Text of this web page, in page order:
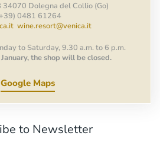
34070 Dolegna del Collio (Go)
0481 61264
wine.resort@venica.it
to Saturday, 9.30 a.m. to 6 p.m.
the shop will be closed.
Google Maps
to Newsletter